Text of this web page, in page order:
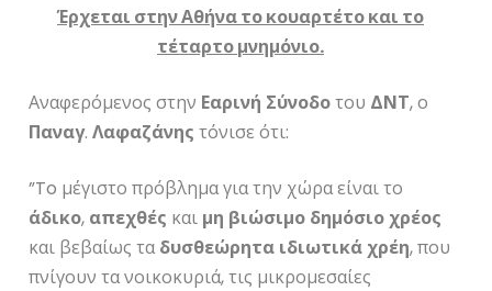
Έρχεται στην Αθήνα το κουαρτέτο και το
τέταρτο μνημόνιο.
Αναφερόμενος στην Εαρινή Σύνοδοτου ΔΝΤ, ο
Παναγ.Λαφαζάνης τόνισε ότι:
”To μέγιστο πρόβλημα για την χώρα είναι το
άδικο, απεχθές και μη βιώσιμο δημόσιο χρέος
και βεβαίως ταδυσθεώρητα ιδιωτικά χρέη, που
πνίγουν τα νοικοκυριά, τις μικρομεσαίες